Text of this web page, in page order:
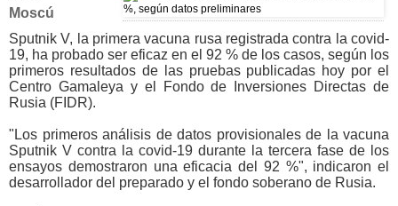
Moscú
Sputnik V, la primera vacuna rusa registrada contra la covid-
19, ha probado ser eficaz en el 92 % de los casos, según los
primeros resultados de las pruebas publicadas hoy por el
Centro Gamaleya y el Fondo de Inversiones Directas de
Rusia (FIDR).
" Los primeros análisis de datos provisionales de la vacuna
Sputnik V contra la covid-19 durante la tercera fase de los
ensayos demostraron una eficacia del 92 %", indicaron el
desarrollador del preparado y el fondo soberano de Rusia.